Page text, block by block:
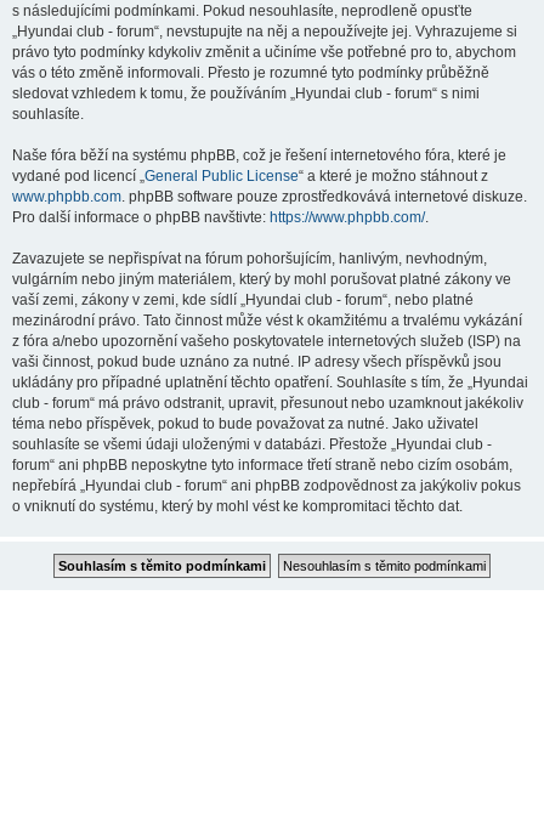
s následujícími podmínkami. Pokud nesouhlasíte, neprodleně opusťte
„Hyundai club - forum“, nevstupujte na něj a nepoužívejte jej. Vyhrazujeme si
právo tyto podmínky kdykoliv změnit a učiníme vše potřebné pro to, abychom
vás o této změně informovali. Přesto je rozumné tyto podmínky průběžně
sledovat vzhledem k tomu, že používáním „Hyundai club - forum“ s nimi
souhlasíte.
Naše fóra běží na systému phpBB, což je řešení internetového fóra, které je
vydané pod licencí „General Public License“ a které je možno stáhnout z
www.phpbb.com. phpBB software pouze zprostředkovává internetové diskuze.
Pro další informace o phpBB navštivte: https://www.phpbb.com/.
Zavazujete se nepřispívat na fórum pohoršujícím, hanlivým, nevhodným,
vulgárním nebo jiným materiálem, který by mohl porušovat platné zákony ve
vaší zemi, zákony v zemi, kde sídlí „Hyundai club - forum“, nebo platné
mezinárodní právo. Tato činnost může vést k okamžitému a trvalému vykázání
z fóra a/nebo upozornění vašeho poskytovatele internetových služeb (ISP) na
vaši činnost, pokud bude uznáno za nutné. IP adresy všech příspěvků jsou
ukládány pro případné uplatnění těchto opatření. Souhlasíte s tím, že „Hyundai
club - forum“ má právo odstranit, upravit, přesunout nebo uzamknout jakékoliv
téma nebo příspěvek, pokud to bude považovat za nutné. Jako uživatel
souhlasíte se všemi údaji uloženými v databázi. Přestože „Hyundai club -
forum“ ani phpBB neposkytne tyto informace třetí straně nebo cizím osobám,
nepřebírá „Hyundai club - forum“ ani phpBB zodpovědnost za jakýkoliv pokus
o vniknutí do systému, který by mohl vést ke kompromitaci těchto dat.